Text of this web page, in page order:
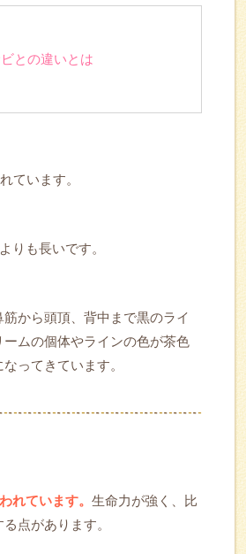
との違いとは
ています。
りも長いです。
から頭頂、背中まで黒のライ
ムの個体やラインの色が茶色
ってきています。
れています。 生命力が強く、比
点があります。